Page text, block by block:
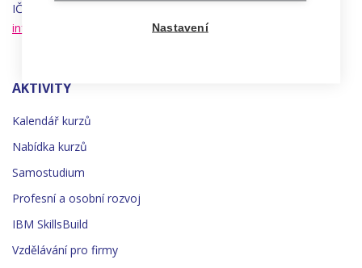
IČO 22834958 | DIČ CZ22834958
info@czechitas.cz
AKTIVITY
Kalendář kurzů
Nabídka kurzů
Samostudium
Profesní a osobní rozvoj
IBM SkillsBuild
Vzdělávání pro firmy
Nastavení